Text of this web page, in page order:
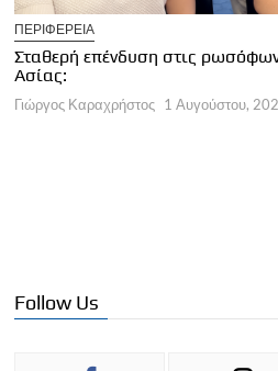
ΠΕΡΙΦΕΡΕΙΑ
Σταθερή επένδυση στις
Ασίας:
Γιώργος Καραχρήστος 1 Αυγούστου,
Follow Us